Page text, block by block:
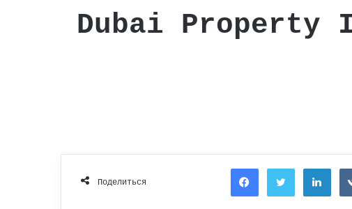
Dubai Property
Поделиться
FacebookTwitter